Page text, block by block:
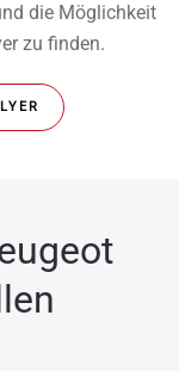
die Möglichkeit
zu finden.